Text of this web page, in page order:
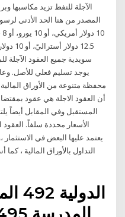
المصدر من هنا الحد الأدنى
سويدية جميع العقود الآجلة
يوجد تسليم فعلي للأصل.
محفظة متنوعة من الأوراق
أن العقود الاجلة هي عقود
المستقبل وفي المقابل أيضاً
الأسعار محددة سلفاً.
يعتمد عليها البعض في الاستثمار
التداول بالأوراق المالية ،